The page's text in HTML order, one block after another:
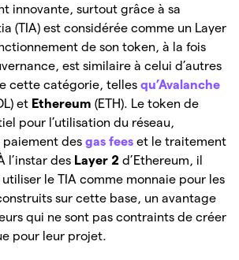
innovante, surtout grâce à sa
(TIA) est considérée comme un Layer
de son token, à la fois
est similaire à celui d’autres
cette catégorie, telles qu’Avalanche
et Ethereum (ETH). Le token de
pour l’utilisation du réseau,
paiement des gas fees et le traitement
l’instar des Layer 2 d’Ethereum, il
le TIA comme monnaie pour les
sur cette base, un avantage
qui ne sont pas contraints de créer
pour leur projet.